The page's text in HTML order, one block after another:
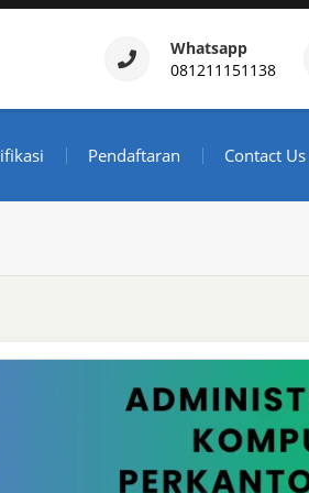
–
Whatsapp
081211151138
Pendaftaran Contact Us